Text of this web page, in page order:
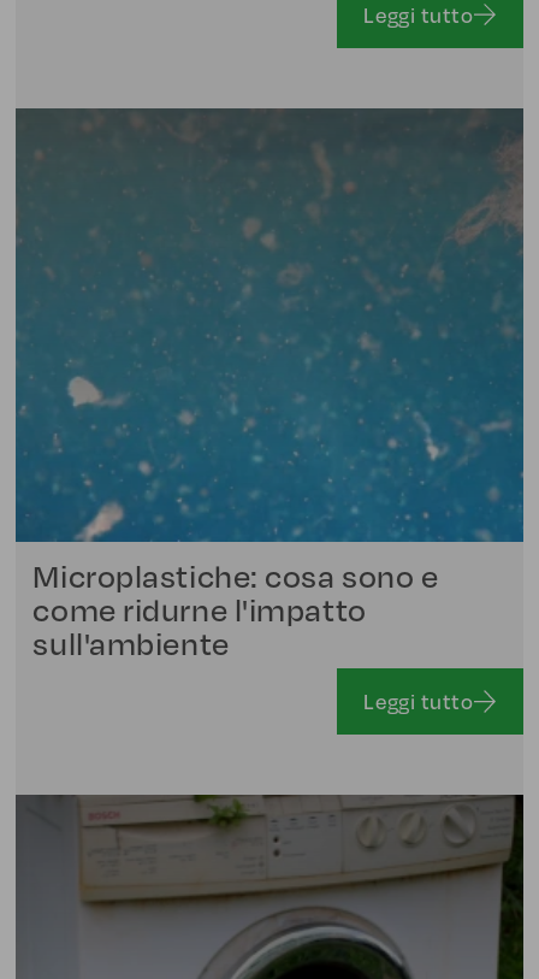
Leggi tutto
Microplastiche: cosa sono e
come ridurne l'impatto
sull'ambiente
Leggi tutto